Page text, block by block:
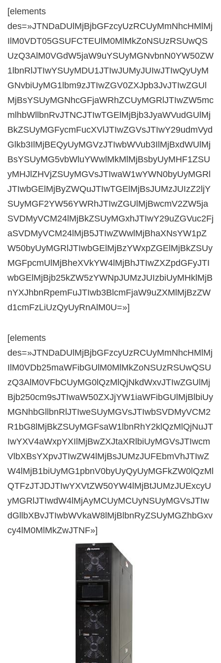
[elements
des=»JTNDaDUlMjBjbGFzcyUzRCUyMmNhcHMlMj
IlM0VDT05GSUFCTEUlM0MlMkZoNSUzRSUwQS
UzQ3AlM0VGdW5jaW9uYSUyMGNvbnN0YW50ZW
1lbnRlJTIwYSUyMDU1JTIwJUMyJUIwJTIwQyUyM
GNvbiUyMG1lbm9zJTIwZGV0ZXJpb3JvJTIwZGUl
MjBsYSUyMGNhcGFjaWRhZCUyMGRlJTIwZW5mc
mlhbWllbnRvJTNCJTIwTGElMjBjb3JyaWVudGUlMj
BkZSUyMGFycmFucXVlJTIwZGVsJTIwY29udmVyd
Glkb3IlMjBEQyUyMGVzJTIwbWVub3IlMjBxdWUlMj
BsYSUyMG5vbWluYWwlMkMlMjBsbyUyMHF1ZSU
yMHJlZHVjZSUyMGVsJTIwaW1wYWN0byUyMGRl
JTIwbGElMjByZWQuJTIwTGElMjBsJUMzJUIzZ2ljY
SUyMGF2YW56YWRhJTIwZGUlMjBwcmV2ZW5ja
SVDMyVCM24lMjBkZSUyMGxhJTIwY29uZGVuc2Fj
aSVDMyVCM24lMjB5JTIwZWwlMjBhaXNsYW1pZ
W50byUyMGRlJTIwbGElMjBzYWxpZGElMjBkZSUy
MGFpcmUlMjBheXVkYW4lMjBhJTIwZXZpdGFyJTI
wbGElMjBjb25kZW5zYWNpJUMzJUIzbiUyMHklMjB
nYXJhbnRpemFuJTIwb3BlcmFjaW9uZXMlMjBzZW
d1cmFzLiUzQyUyRnAlM0U=»]
[elements
des=»JTNDaDUlMjBjbGFzcyUzRCUyMmNhcHMlMj
IlM0VDb25maWFibGUlM0MlMkZoNSUzRSUwQSU
zQ3AlM0VFbCUyMG0lQzMlQjNkdWxvJTIwZGUlMj
Bjb250cm9sJTIwaW50ZXJjYW1iaWFibGUlMjBlbiUy
MGNhbGllbnRlJTIweSUyMGVsJTIwbSVDMyVCM2
R1bG8lMjBkZSUyMGFsaW1lbnRhY2klQzMlQjNuJT
IwYXV4aWxpYXIlMjBwZXJtaXRlbiUyMGVsJTIwcm
VlbXBsYXpvJTIwZW4lMjBsJUMzJUFEbmVhJTIwZ
W4lMjB1biUyMG1pbnV0byUyQyUyMGFkZW0lQzMl
QTFzJTJDJTIwYXVtZW50YW4lMjBtJUMzJUExcyU
yMGRlJTIwdW4lMjAyMCUyMCUyNSUyMGVsJTIw
dGllbXBvJTIwbWVkaW8lMjBlbnRyZSUyMGZhbGxv
cy4lM0MlMkZwJTNF»]